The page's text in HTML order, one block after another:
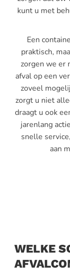
kunt u met
Een
praktisch,
zorgen we er
afval op een
zoveel
zorgt u niet
draagt u ook
jarenlang
snelle
aan
WELKE